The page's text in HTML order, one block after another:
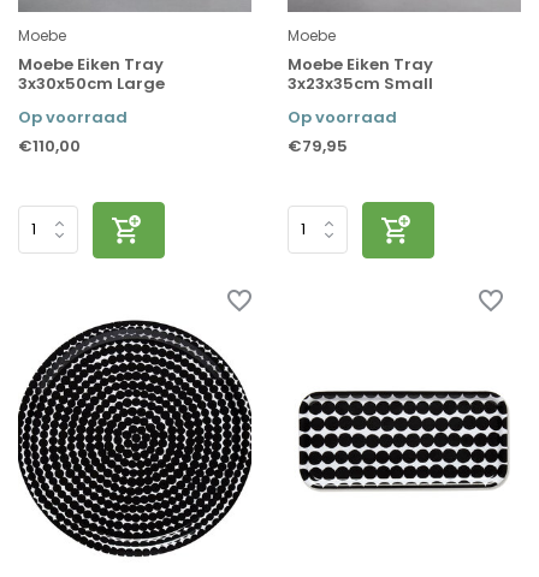
Moebe
Moebe Eiken Tray
3x30x50cm Large
Op voorraad
€110,00
Moebe
Moebe Eiken Tray
3x23x35cm Small
Op voorraad
€79,95